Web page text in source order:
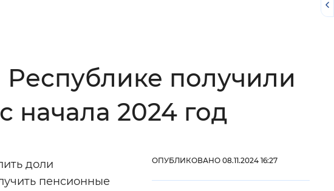
Синий фон
получили
начала 2024 год
доли
пенсионные
ОПУБЛИКОВАНО 08.11.2024 16:27